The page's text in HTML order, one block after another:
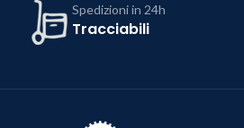
Spedizioni in 24h
Tracciabili